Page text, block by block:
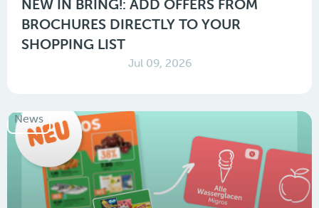
NEW IN BRING!: ADD OFFERS FROM
BROCHURES DIRECTLY TO YOUR
SHOPPING LIST
Jul 09, 2026
News